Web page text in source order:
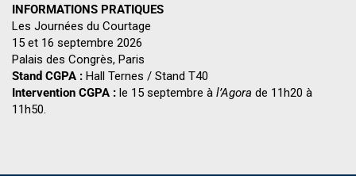
INFORMATIONS PRATIQUES
Les Journées du Courtage
15 et 16 septembre 2026
Palais des Congrès, Paris
Stand CGPA : Hall Ternes / Stand T40
Intervention CGPA : le 15 septembre à l’Agora de 11h20 à
11h50.